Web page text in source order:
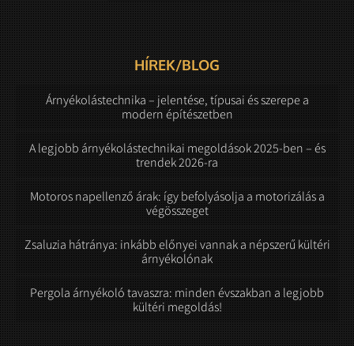
HÍREK/BLOG
Árnyékolástechnika – jelentése, típusai és szerepe a
modern építészetben
A legjobb árnyékolástechnikai megoldások 2025-ben – és
trendek 2026-ra
Motoros napellenző árak: így befolyásolja a motorizálás a
végösszeget
Zsaluzia hátránya: inkább előnyei vannak a népszerű kültéri
árnyékolónak
Pergola árnyékoló tavaszra: minden évszakban a legjobb
kültéri megoldás!